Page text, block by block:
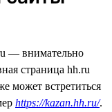
— внимательно
страница hh.ru
может встретиться
https://kazan.hh.ru/.